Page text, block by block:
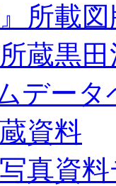
』所載
蔵黒
データ
資料
真資